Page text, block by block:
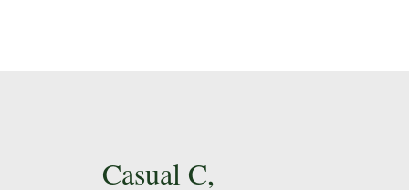
Casual C,